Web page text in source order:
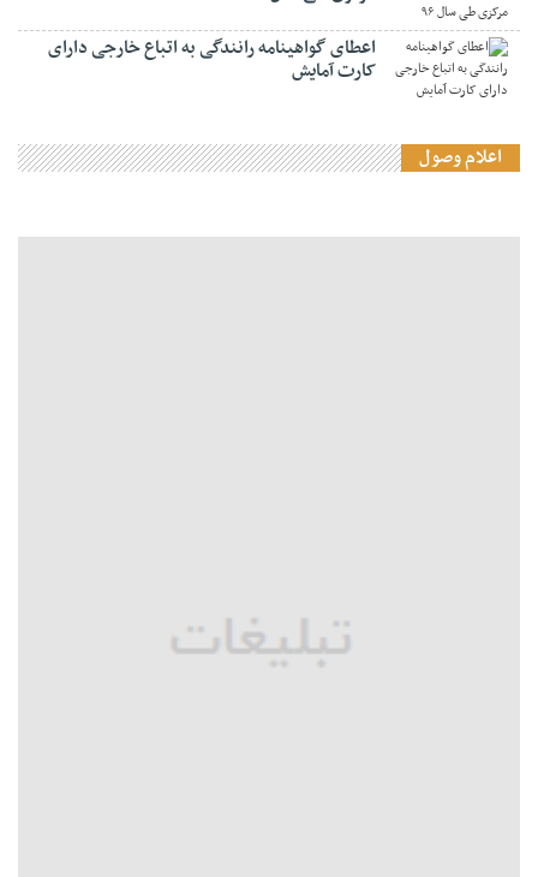
اعطای گواهینامه رانندگی به اتباع خارجی دارای
کارت آمایش
اعلام وصول